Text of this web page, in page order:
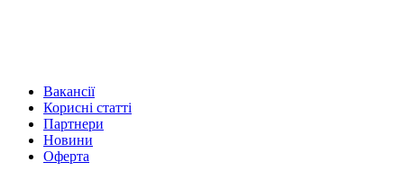
Вакансії
Корисні статті
Партнери
Новини
Оферта